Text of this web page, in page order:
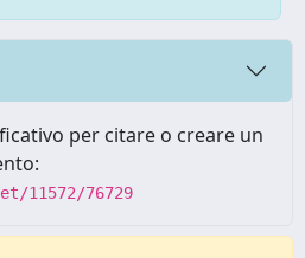
per citare o creare un
11572/76729